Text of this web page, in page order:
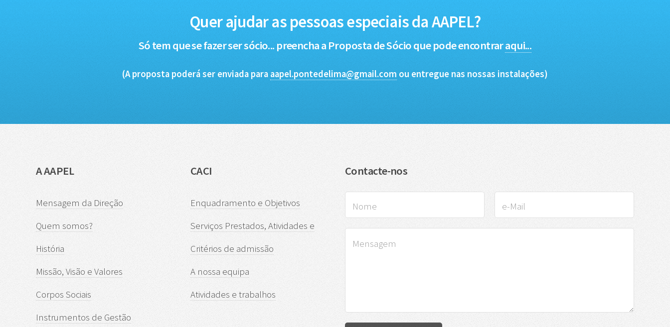
Quer ajudar as pessoas especiais da AAPEL?
Só tem que se fazer ser sócio... preencha a Proposta de Sócio que pode encontraraqui...
(A proposta poderá ser enviada para aapel.pontedelima@gmail.com ou entregue nas nossas instalações)
A AAPEL
Mensagem da Direção
Quem somos?
História
Missão, Visão e Valores
Corpos Sociais
Instrumentos de Gestão
CACI
Enquadramento e Objetivos
Serviços Prestados, Atividades e
Critérios de admissão
A nossa equipa
Atividades e trabalhos
Contacte-nos